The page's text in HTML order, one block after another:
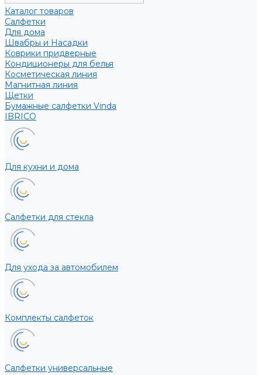
Каталог товаров
Салфетки
Для дома
Швабры и Насадки
Коврики придверные
Кондиционеры для белья
Косметическая линия
Магнитная линия
Щетки
Бумажные салфетки Vinda
IBRICO
Для кухни и дома
Салфетки для стекла
Для ухода за автомобилем
Комплекты салфеток
Салфетки универсальные